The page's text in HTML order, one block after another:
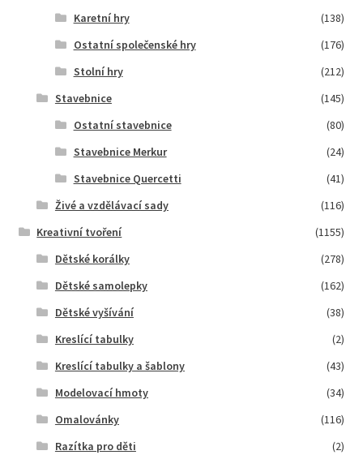
Karetní hry
(138)
Ostatní společenské hry
(176)
Stolní hry
(212)
Stavebnice
(145)
Ostatní stavebnice
(80)
Stavebnice Merkur
(24)
Stavebnice Quercetti
(41)
Živé a vzdělávací sady
(116)
Kreativní tvoření
(1155)
Dětské korálky
(278)
Dětské samolepky
(162)
Dětské vyšívání
(38)
Kreslící tabulky
(2)
Kreslící tabulky a šablony
(43)
Modelovací hmoty
(34)
Omalovánky
(116)
Razítka pro děti
(2)